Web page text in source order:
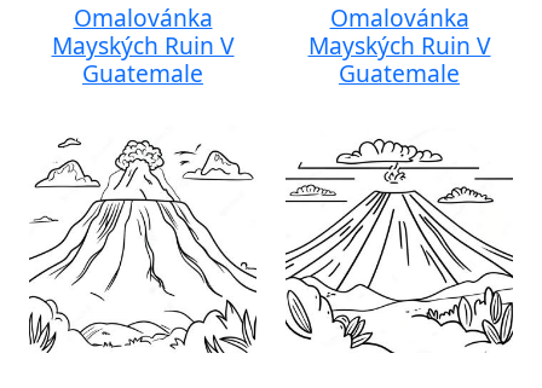
Omalovánka
Mayských Ruin V
Guatemale
Omalovánka
Mayských Ruin V
Guatemale